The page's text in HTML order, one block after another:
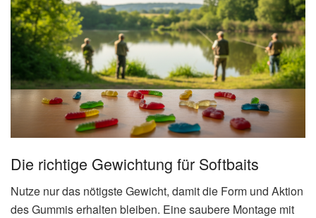
Die richtige Gewichtung für Softbaits
Nutze nur das nötigste Gewicht, damit die Form und Aktion
des Gummis erhalten bleiben. Eine saubere Montage mit